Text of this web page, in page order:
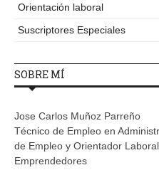
Orientación laboral
Suscriptores Especiales
SOBRE MÍ
Jose Carlos Muñoz Parreño
Técnico de Empleo en
de Empleo y Orientador
Emprendedores